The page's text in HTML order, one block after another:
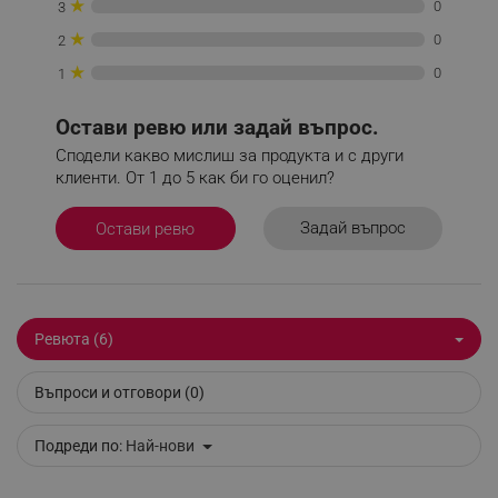
Чупещо се рамо
почистване, позволявайки лесно достигане до
3 ★ 0
2 ★ 0
1 ★ 0
Остави ревю или задай въпрос.
Сподели какво мислиш за продукта и с други
клиенти. От 1 до 5 как би го оценил?
Остави ревю Задай въпрос
Ревюта (6)
Въпроси и отговори (0)
Подреди по: Най-нови
.alleop.bg
_sgf_delayed_actions,
_sgf_delayed_campaigns .alleop.bg